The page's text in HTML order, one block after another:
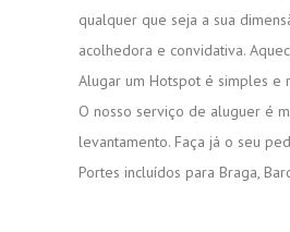
qualquer que seja a sua
acolhedora e convidativa.
Alugar um Hotspot é simples e
O nosso serviço de aluguer é
levantamento. Faça já o seu
Portes incluídos para Braga,